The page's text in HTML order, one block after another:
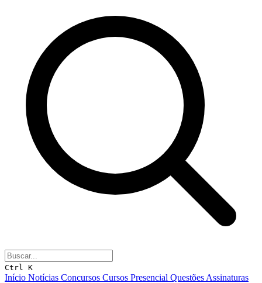
Ctrl K
Início Notícias Concursos Cursos Presencial Questões Assinaturas